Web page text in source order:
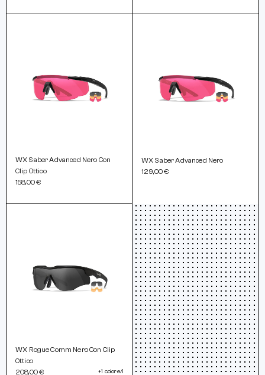
WX Saber Advanced Nero Con
Clip Ottico
158,00 €
WX Saber Advanced Nero
129,00 €
WX Rogue Comm Nero Con Clip
Ottico
208,00 €
+1 colore/i